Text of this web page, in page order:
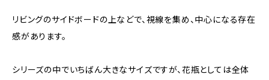
リビングのサイドボードの上などで、視線を集め、中心になる存在
感があります。
シリーズの中でいちばん大きなサイズですが、花瓶としては全体